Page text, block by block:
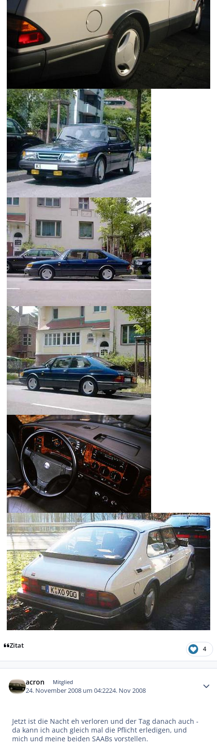
Zitat 4
acron Mitglied
24. November 2008 um 04:2224. Nov 2008
Jetzt ist die Nacht eh verloren und der Tag danach auch -
da kann ich auch gleich mal die Pflicht erledigen, und
mich und meine beiden SAABs vorstellen.